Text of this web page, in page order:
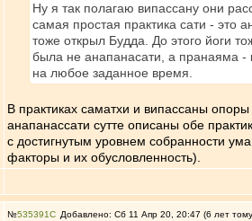
Ну я так полагаю випассану они
самая простая практика сати - это
тоже открыл Будда. До этого йоги
была не анапанасати, а пранаяма -
на любое заданное время.
В практиках саматхи и випассаны
анапанассати сутте описаны обе
с достигнутым уровнем собранности
факторы и их обусловленность).
№535391 Добавлено: Сб 11 Апр 20, 20:47 (6 лет